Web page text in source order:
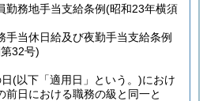
勤務地手当支給条例(昭和23年横須
手当休日給及び夜勤手当支給条例
32号)
(以下「適用日」という。)におけ
前日における職務の級と同一と